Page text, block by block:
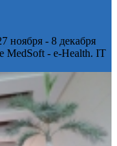
ноября - 8 декабря
MedSoft - e-Health. IT